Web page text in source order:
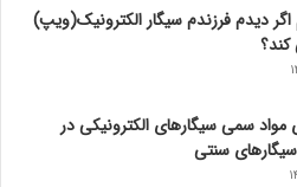
اگر دیدم فرزندم سیگار الکترونیک(ویپ)
سمی سیگارهای الکترونیکی در
سنتی